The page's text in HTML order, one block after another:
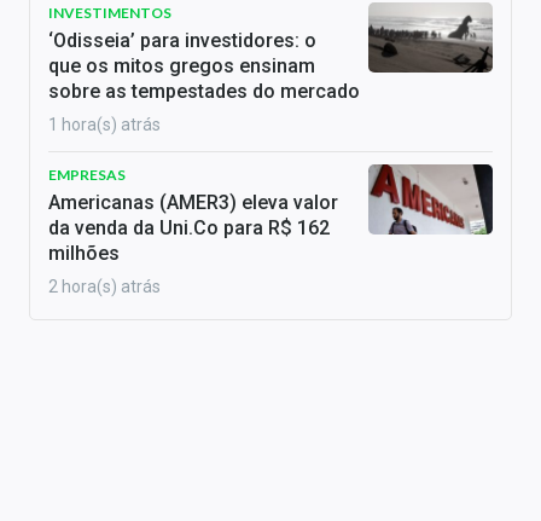
INVESTIMENTOS
‘Odisseia’ para investidores: o
que os mitos gregos ensinam
sobre as tempestades do mercado
1 hora(s) atrás
EMPRESAS
Americanas (AMER3) eleva valor
da venda da Uni.Co para R$ 162
milhões
2 hora(s) atrás